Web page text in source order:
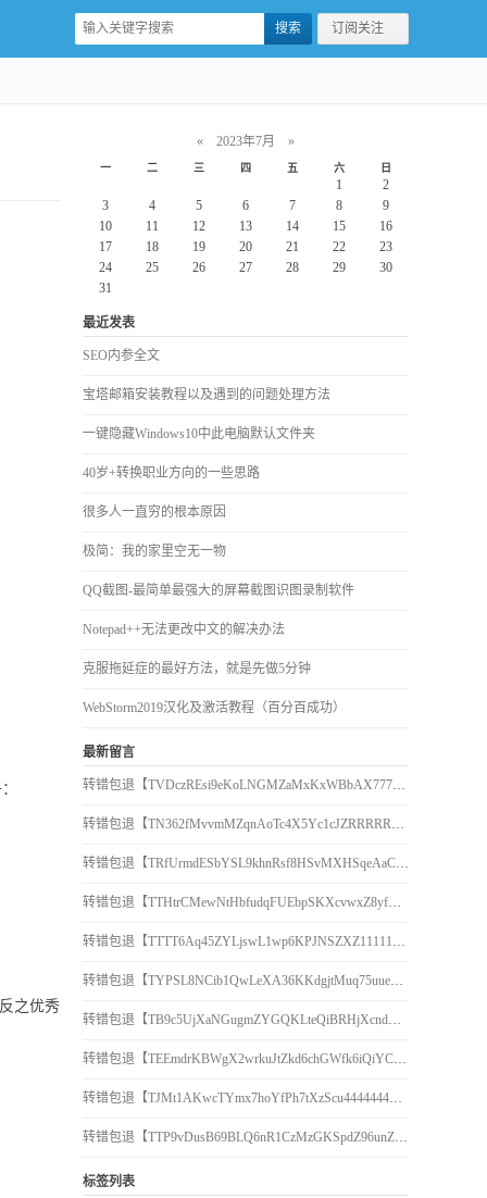
订阅关注
之优秀
« 2023年7月 »
一 二 三 四 五 六 日
1
2
3
4 5 6 7 8
9
10
11 12 13 14 15
16
17
18 19 20 21 22
23
24
25 26 27 28 29
30
31
最近发表
SEO内参全文
宝塔邮箱安装教程以及遇到的问题处理方法
一键隐藏Windows10中此电脑默认文件夹
40岁+转换职业方向的一些思路
很多人一直穷的根本原因
极简：我的家里空无一物
QQ截图-最简单最强大的屏幕截图识图录制软件
Notepad++无法更改中文的解决办法
克服拖延症的最好方法，就是先做5分钟
WebStorm2019汉化及激活教程（百分百成功）
最新留言
转错包退【TVDczREsi9eKoLNGMZaMxKxWBbAX777777】客服TeleGram:【@TrxEm】
转错包退【TN362fMvvmMZqnAoTc4X5Yc1cJZRRRRRRR】客服TeleGram:【@TrxEm】
转错包退【TRfUrmdESbYSL9khnRsf8HSvMXHSqeAaCr】客服TeleGram:【@TrxEm】
转错包退【TTHtrCMewNtHbfudqFUEbpSKXcvwxZ8yfR】客服TeleGram:【@TrxEm】
转错包退【TTTT6Aq45ZYLjswL1wp6KPJNSZXZ111111】客服TeleGram:【@TrxEm】
转错包退【TYPSL8NCib1QwLeXA36KKdgjtMuq75uuen】客服TeleGram:【@TrxEm】
转错包退【TB9c5UjXaNGugmZYGQKLteQiBRHjXcndCo】客服TeleGram:【@TrxEm】
转错包退【TEEmdrKBWgX2wrkuJtZkd6chGWfk6iQiYC】客服TeleGram:【@TrxEm】
转错包退【TJMt1AKwcTYmx7hoYfPh7tXzScu4444444】客服TeleGram:【@TrxEm】
转错包退【TTP9vDusB69BLQ6nR1CzMzGKSpdZ96unZU】客服TeleGram:【@TrxEm】
标签列表